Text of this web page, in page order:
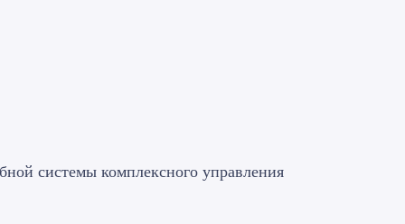
системы комплексного управления